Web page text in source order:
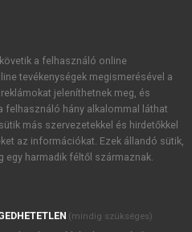
akcióiról.
Kiadó Zrt. újdonságairól,
foglaltakat tudomásul
a felhasználó online
tevékenységek megismerésével a
jeleníthetnek meg, és
felhasználó hány alkalommal láthat
más szervezetekkel és hirdetőkkel
az információkat. Ezek állandó sütik,
egy harmadik féltől származnak.
(mindig szükséges)